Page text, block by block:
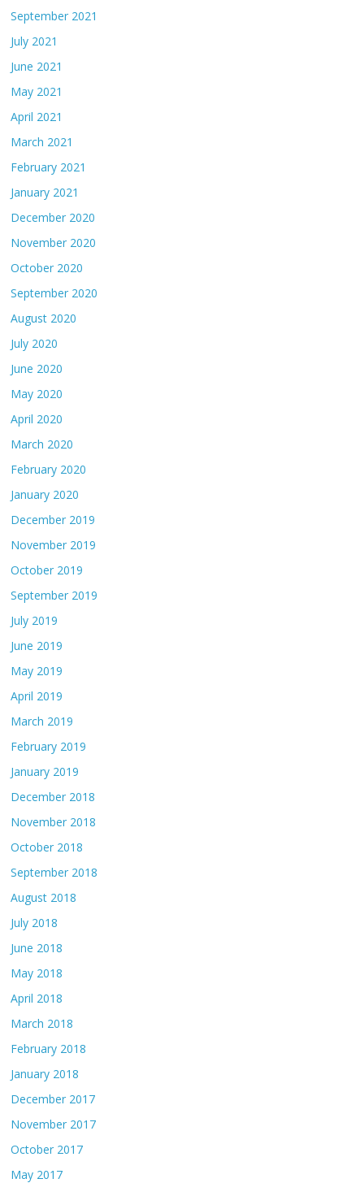
September 2021
July 2021
June 2021
May 2021
April 2021
March 2021
February 2021
January 2021
December 2020
November 2020
October 2020
September 2020
August 2020
July 2020
June 2020
May 2020
April 2020
March 2020
February 2020
January 2020
December 2019
November 2019
October 2019
September 2019
July 2019
June 2019
May 2019
April 2019
March 2019
February 2019
January 2019
December 2018
November 2018
October 2018
September 2018
August 2018
July 2018
June 2018
May 2018
April 2018
March 2018
February 2018
January 2018
December 2017
November 2017
October 2017
May 2017